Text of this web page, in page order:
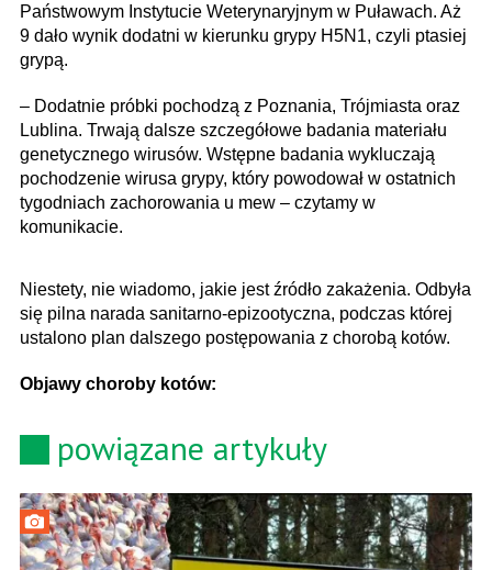
Państwowym Instytucie Weterynaryjnym w Puławach. Aż
9 dało wynik dodatni w kierunku grypy H5N1, czyli ptasiej
grypą.
– Dodatnie próbki pochodzą z Poznania, Trójmiasta oraz
Lublina. Trwają dalsze szczegółowe badania materiału
genetycznego wirusów. Wstępne badania wykluczają
pochodzenie wirusa grypy, który powodował w ostatnich
tygodniach zachorowania u mew – czytamy w
komunikacie.
Niestety, nie wiadomo, jakie jest źródło zakażenia. Odbyła
się pilna narada sanitarno-epizootyczna, podczas której
ustalono plan dalszego postępowania z chorobą kotów.
Objawy choroby kotów:
powiązane artykuły